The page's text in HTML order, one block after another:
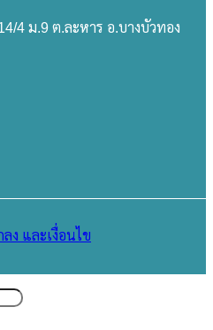
4 ม.9 ต.ละหาร อ.บางบัวทอง
ง และเงื่อนไข